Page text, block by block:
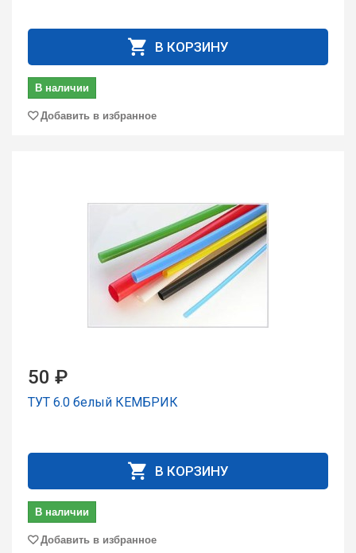
В КОРЗИНУ
В наличии
Добавить в избранное
50 ₽
ТУТ 6.0 белый КЕМБРИК
В КОРЗИНУ
В наличии
Добавить в избранное